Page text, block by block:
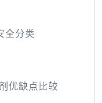
全分类
优缺点比较